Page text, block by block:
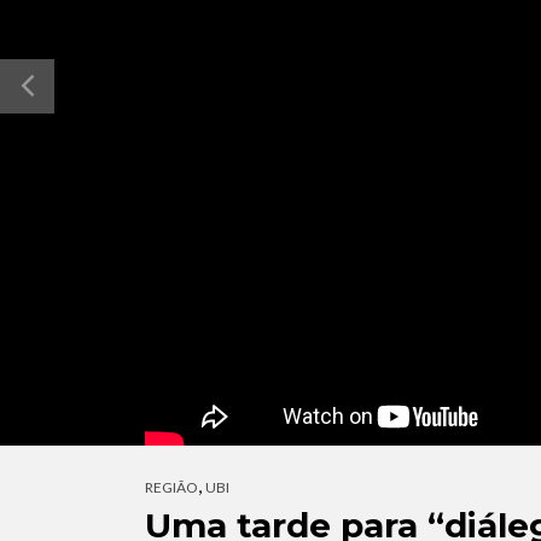
REGIÃO, UBI
Uma tarde para